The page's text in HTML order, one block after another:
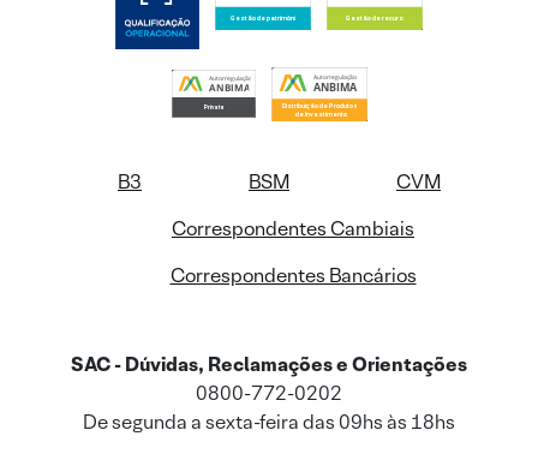
B3 BSM
CVM
Correspondentes Cambiais
Correspondentes Bancários
SAC - Dúvidas, Reclamações e Orientações
0800-772-0202
De segunda a sexta-feira das 09hs às 18hs